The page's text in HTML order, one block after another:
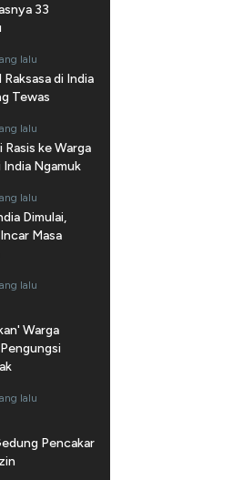
33
lalu
di India
Tewas
lalu
ke Warga
Ngamuk
lalu
Dimulai,
Masa
lalu
Warga
lalu
Pencakar